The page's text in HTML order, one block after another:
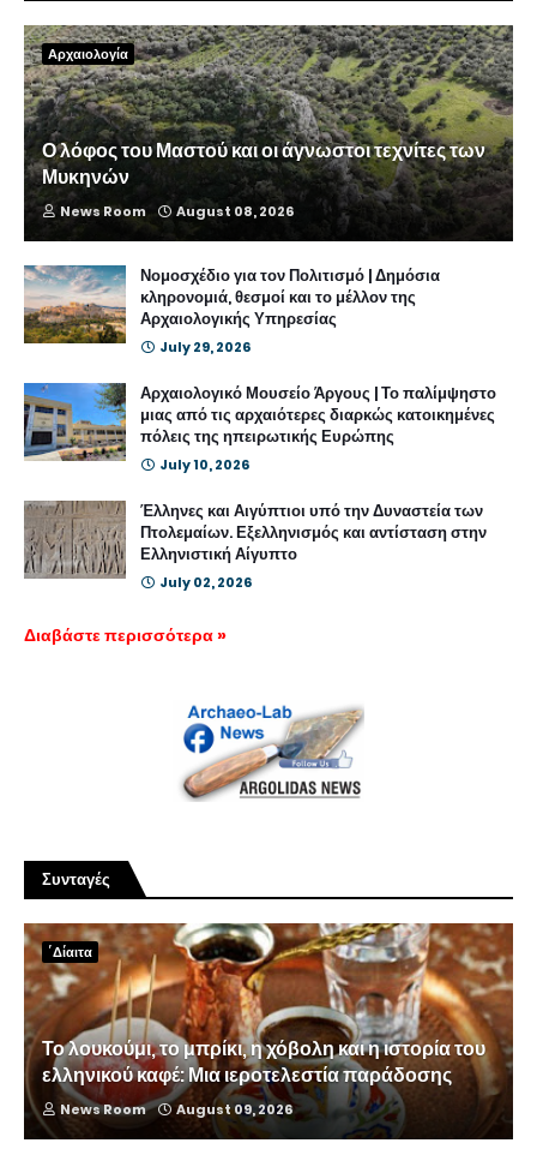
Αρχαιολογία
Ο λόφος του Μαστού και οι άγνωστοι τεχνίτες των
Μυκηνών
News Room August 08, 2026
Νομοσχέδιο για τον Πολιτισμό | Δημόσια
κληρονομιά, θεσμοί και το μέλλον της
Αρχαιολογικής Υπηρεσίας
July 29, 2026
Αρχαιολογικό Μουσείο Άργους | Το παλίμψηστο
μιας από τις αρχαιότερες διαρκώς κατοικημένες
πόλεις της ηπειρωτικής Ευρώπης
July 10, 2026
Έλληνες και Αιγύπτιοι υπό την Δυναστεία των
Πτολεμαίων. Εξελληνισμός και αντίσταση στην
Ελληνιστική Αίγυπτο
July 02, 2026
Διαβάστε περισσότερα »
Συνταγές
΄Δίαιτα
Το λουκούμι, το μπρίκι, η χόβολη και η ιστορία του
ελληνικού καφέ: Μια ιεροτελεστία παράδοσης
News Room August 09, 2026